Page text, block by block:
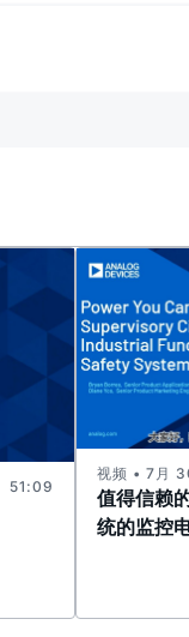
51:09
值得信赖
统的监控
视频 • 7月